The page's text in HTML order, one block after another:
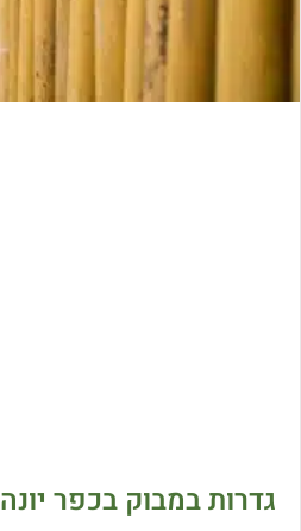
גדרות במבוק בכפר יונה